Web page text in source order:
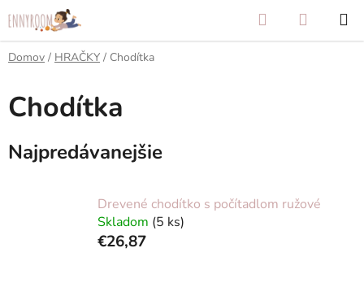
na
obsah
Hľadať
KOŠÍK
Domov / HRAČKY / Chodítka
Chodítka
Najpredávanejšie
Drevené chodítko s počítadlom ružové
Skladom (5 ks)
€26,87